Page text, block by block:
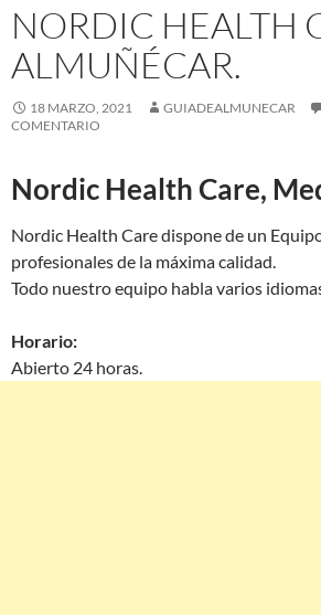
NORDIC HEALTH
ALMUÑÉCAR.
18 MARZO, 2021 GUIADEALMUNECAR
COMENTARIO
Nordic Health Care,
Nordic Health Care dispone de un
profesionales de la máxima calidad.
Todo nuestro equipo habla varios
Horario:
Abierto 24 horas.